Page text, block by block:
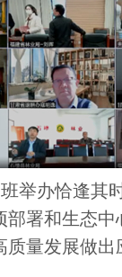
举办恰逢其
部署和生态
量发展做出